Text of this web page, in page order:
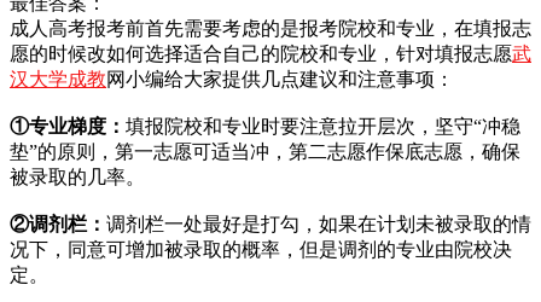
成人高考报考前首先需要考虑的是报考院校和专业，在填报志
愿的时候改如何选择适合自己的院校和专业，针对填报志愿武
汉大学成教网小编给大家提供几点建议和注意事项：
①专业梯度： 填报院校和专业时要注意拉开层次，坚守“冲稳
垫”的原则，第一志愿可适当冲，第二志愿作保底志愿，确保
被录取的几率。
②调剂栏： 调剂栏一处最好是打勾，如果在计划未被录取的情
况下，同意可增加被录取的概率，但是调剂的专业由院校决
定。